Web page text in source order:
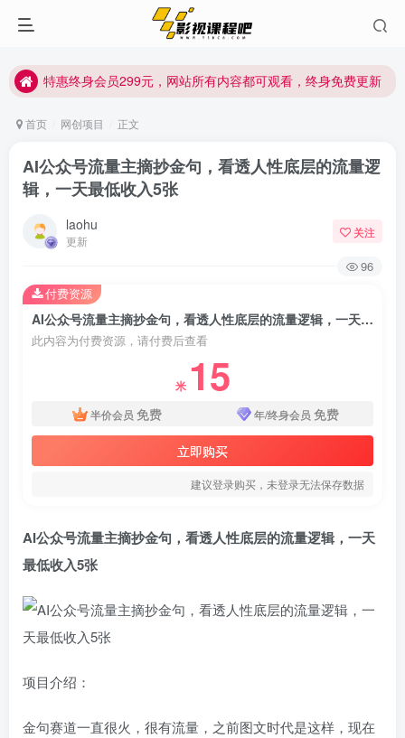
特惠终身会员299元，网站所有内容都可观看，终身免费更新
特惠终身会员299元，网站所有内容都可观看，终身免费更新
首页 网创项目 正文
AI公众号流量主摘抄金句，看透人性底层的流量逻
辑，一天最低收入5张
laohu
更新
关注
96
AI公众号流量主摘抄金句，看透人性底层的流量逻辑，一天最低收入5张
此内容为付费资源，请付费后查看
米 15
半价会员 免费 年/终身会员 免费
立即购买
建议登录购买，未登录无法保存数据
付费资源
AI公众号流量主摘抄金句，看透人性底层的流量逻辑，一天
最低收入5张
项目介绍：
金句赛道一直很火，很有流量，之前图文时代是这样，现在